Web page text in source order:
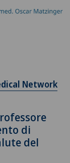
Network
di
del